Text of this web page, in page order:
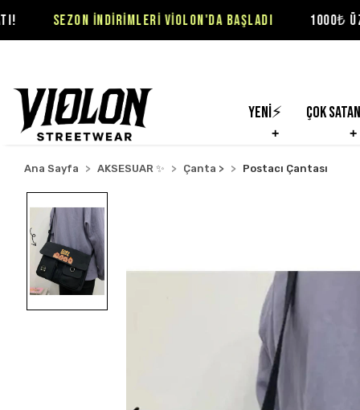
İNDİRİMLERİ VİOLON'DA BAŞLADI 1000₺ ÜZERİ
Yeni⚡ Çok
Ana Sayfa AKSESUAR ✨ Çanta > Postacı Çantası